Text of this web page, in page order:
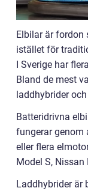
Elbilar är fordon
istället för
I Sverige har
Bland de mest
laddhybrider
Batteridrivna
fungerar genom
eller flera
Model S,
Laddhybrider är